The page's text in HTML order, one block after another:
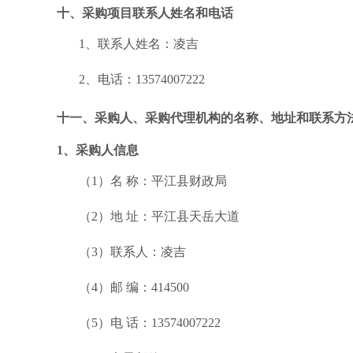
十、采购项目联系人姓名和电话
1、联系人姓名：凌吉
2、电话：13574007222
十一、采购人、采购代理机构的名称、地址和联系方
1、采购人信息
（1）名 称：平江县财政局
（2）地 址：平江县天岳大道
（3）联系人：凌吉
（4）邮 编：414500
（5）电 话：13574007222